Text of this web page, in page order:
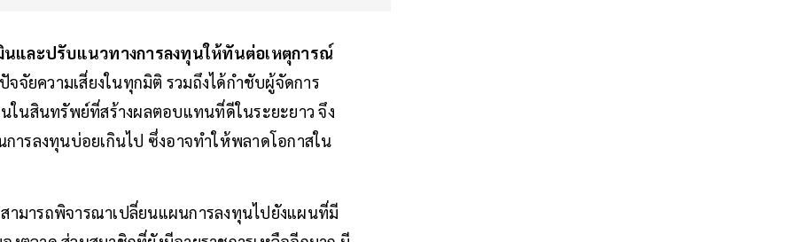
และปรับแนวทางการลงทุนให้ทันต่อเหตุการณ์
จัยความเสี่ยงในทุกมิติ รวมถึงได้กำชับผู้จัดการ
ในสินทรัพย์ที่สร้างผลตอบแทนที่ดีในระยะยาว จึง
ารลงทุนบ่อยเกินไป ซึ่งอาจทำให้พลาดโอกาสใน
มารถพิจารณาเปลี่ยนแผนการลงทุนไปยังแผนที่มี